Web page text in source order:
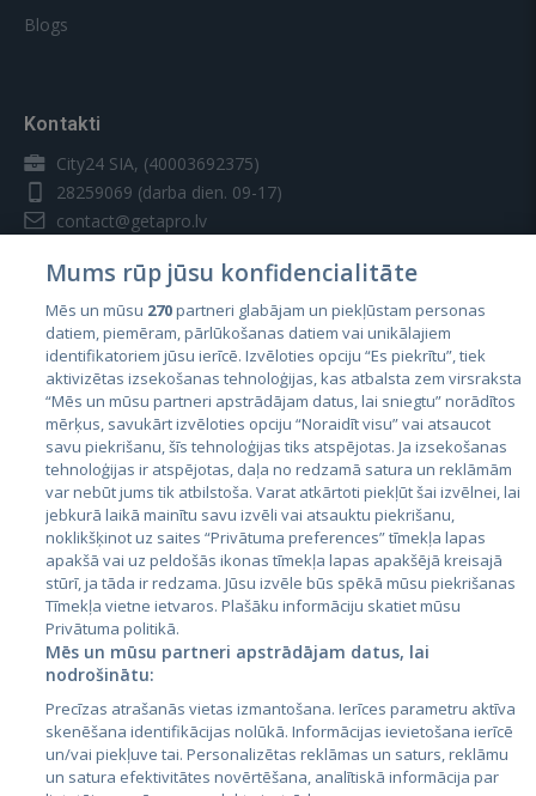
Blogs
Kontakti
City24 SIA, (40003692375)
28259069 (darba dien. 09-17)
contact@getapro.lv
Valstis
Igaunija
Latvija
Lietuva
City24.lv
City24.ee
GetaPro.lv
GetaPro.ee
CVbankas.lt
Kainos.lt
Paslaugos.lt
auto24.ee
Mums rūp jūsu konfidencialitāte
Mēs un mūsu 270partneri glabājam un piekļūstam personas
datiem, piemēram, pārlūkošanas datiem vai unikālajiem
identifikatoriem jūsu ierīcē. Izvēloties opciju “Es piekrītu”, tiek
aktivizētas izsekošanas tehnoloģijas, kas atbalsta zem virsraksta
“Mēs un mūsu partneri apstrādājam datus, lai sniegtu” norādītos
mērķus, savukārt izvēloties opciju “Noraidīt visu” vai atsaucot
savu piekrišanu, šīs tehnoloģijas tiks atspējotas. Ja izsekošanas
tehnoloģijas ir atspējotas, daļa no redzamā satura un reklāmām
var nebūt jums tik atbilstoša. Varat atkārtoti piekļūt šai izvēlnei, lai
jebkurā laikā mainītu savu izvēli vai atsauktu piekrišanu,
noklikšķinot uz saites “Privātuma preferences” tīmekļa lapas
apakšā vai uz peldošās ikonas tīmekļa lapas apakšējā kreisajā
stūrī, ja tāda ir redzama. Jūsu izvēle būs spēkā mūsu piekrišanas
Tīmekļa vietne ietvaros. Plašāku informāciju skatiet mūsu
Privātuma politikā.
Mēs un mūsu partneri apstrādājam datus, lai
nodrošinātu:
Precīzas atrašanās vietas izmantošana. Ierīces parametru aktīva
skenēšana identifikācijas nolūkā. Informācijas ievietošana ierīcē
un/vai piekļuve tai. Personalizētas reklāmas un saturs, reklāmu
un satura efektivitātes novērtēšana, analītiskā informācija par